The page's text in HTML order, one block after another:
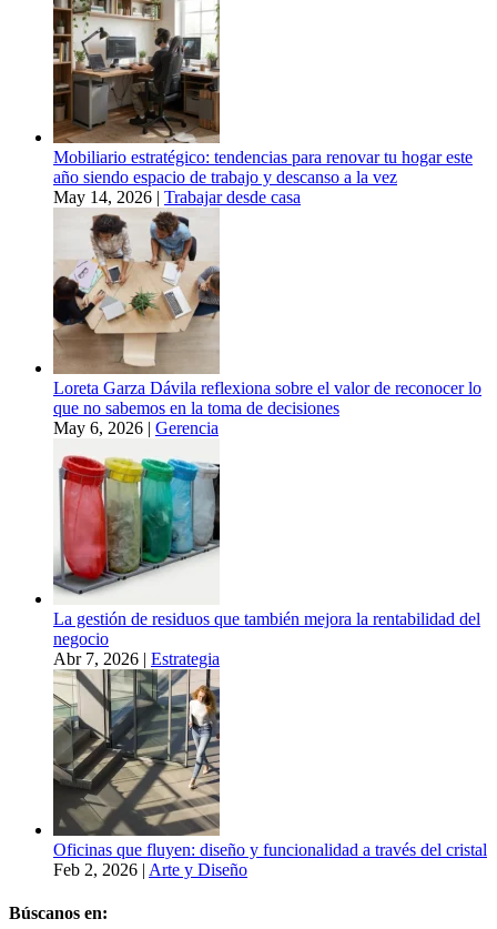
Mobiliario estratégico: tendencias para renovar tu hogar este
año siendo espacio de trabajo y descanso a la vez
May 14, 2026 | Trabajar desde casa
Loreta Garza Dávila reflexiona sobre el valor de reconocer lo
que no sabemos en la toma de decisiones
May 6, 2026 | Gerencia
La gestión de residuos que también mejora la rentabilidad del
negocio
Abr 7, 2026 | Estrategia
Oficinas que fluyen: diseño y funcionalidad a través del cristal
Feb 2, 2026 | Arte y Diseño
Búscanos en: